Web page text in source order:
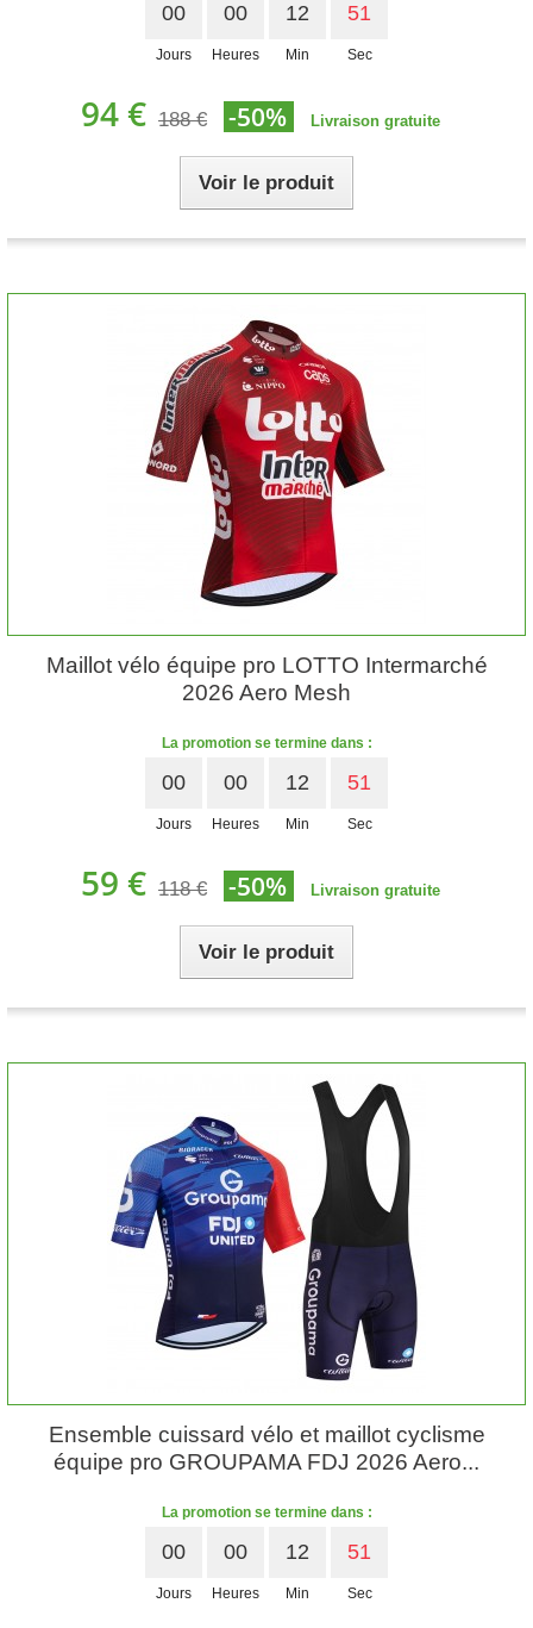
00
Jours
00
Heures
12
Min
50
Sec
94 € 188 € -50% Livraison gratuite
Voir le produit
Maillot vélo équipe pro LOTTO Intermarché
2026 Aero Mesh
La promotion se termine dans :
00
Jours
00
Heures
12
Min
50
Sec
59 € 118 € -50% Livraison gratuite
Voir le produit
Ensemble cuissard vélo et maillot cyclisme
équipe pro GROUPAMA FDJ 2026 Aero...
La promotion se termine dans :
00
Jours
00
Heures
12
Min
50
Sec